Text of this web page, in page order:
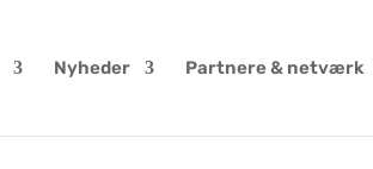
Nyheder Partnere & netværk